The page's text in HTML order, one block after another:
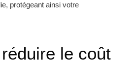
protégeant ainsi votre
le coût